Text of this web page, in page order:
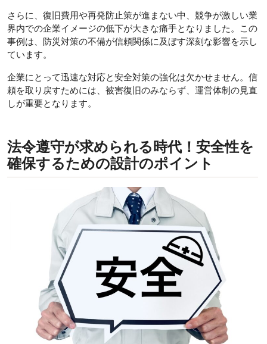
さらに、復旧費用や再発防止策が進まない中、競争が激しい業
界内での企業イメージの低下が大きな痛手となりました。この
事例は、防災対策の不備が信頼関係に及ぼす深刻な影響を示し
ています。
企業にとって迅速な対応と安全対策の強化は欠かせません。信
頼を取り戻すためには、被害復旧のみならず、運営体制の見直
しが重要となります。
法令遵守が求められる時代！安全性を
確保するための設計のポイント